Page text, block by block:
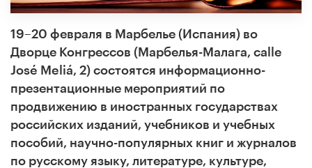
19–20 февраля в Марбелье (Испания) во
Дворце Конгрессов (Марбелья-Малага, calle
José Meliá, 2) состоятся информационно-
презентационные мероприятий по
продвижению в иностранных государствах
российских изданий, учебников и учебных
пособий, научно-популярных книг и журналов
по русскому языку, литературе, культуре,